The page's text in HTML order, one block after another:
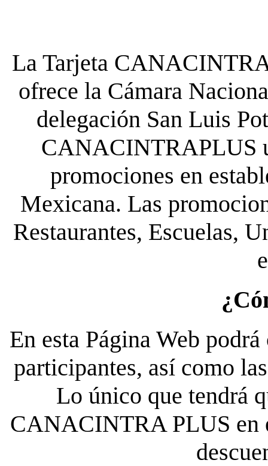
La Tarjeta
ofrece la Cámara
delegación San Luis
CANACINTRAPLUS
promociones en
Mexicana. Las
Restaurantes, Escuelas,
En esta Página Web
participantes, así como
Lo único que tendrá
CANACINTRA PLUS en